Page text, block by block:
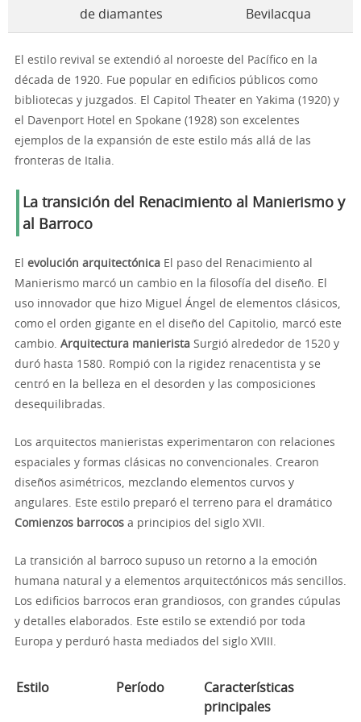
de diamantes
Bevilacqua
El estilo revival se extendió al noroeste del Pacífico en la
década de 1920. Fue popular en edificios públicos como
bibliotecas y juzgados. El Capitol Theater en Yakima (1920) y
el Davenport Hotel en Spokane (1928) son excelentes
ejemplos de la expansión de este estilo más allá de las
fronteras de Italia.
La transición del Renacimiento al Manierismo y
al Barroco
El evolución arquitectónica El paso del Renacimiento al
Manierismo marcó un cambio en la filosofía del diseño. El
uso innovador que hizo Miguel Ángel de elementos clásicos,
como el orden gigante en el diseño del Capitolio, marcó este
cambio. Arquitectura manierista Surgió alrededor de 1520 y
duró hasta 1580. Rompió con la rigidez renacentista y se
centró en la belleza en el desorden y las composiciones
desequilibradas.
Los arquitectos manieristas experimentaron con relaciones
espaciales y formas clásicas no convencionales. Crearon
diseños asimétricos, mezclando elementos curvos y
angulares. Este estilo preparó el terreno para el dramático
Comienzos barrocos a principios del siglo XVII.
La transición al barroco supuso un retorno a la emoción
humana natural y a elementos arquitectónicos más sencillos.
Los edificios barrocos eran grandiosos, con grandes cúpulas
y detalles elaborados. Este estilo se extendió por toda
Europa y perduró hasta mediados del siglo XVIII.
Estilo Período
Características
principales